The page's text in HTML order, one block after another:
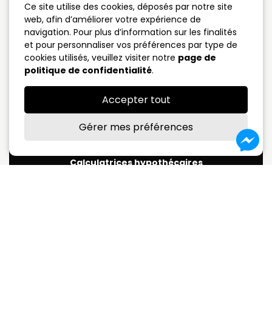
Terme 1 an
Terme 3 ans 4.09%
5 ans fermé
*Sujet à changement sans préavis
Calculatrices hypothécaires
Ce site utilise des cookies, déposés par notre site
web, afin d’améliorer votre expérience de
navigation. Pour plus d’information sur les finalités
et pour personnaliser vos préférences par type de
cookies utilisés, veuillez visiter notre page de
politique de confidentialité.
Accepter tout
Gérer mes préférences